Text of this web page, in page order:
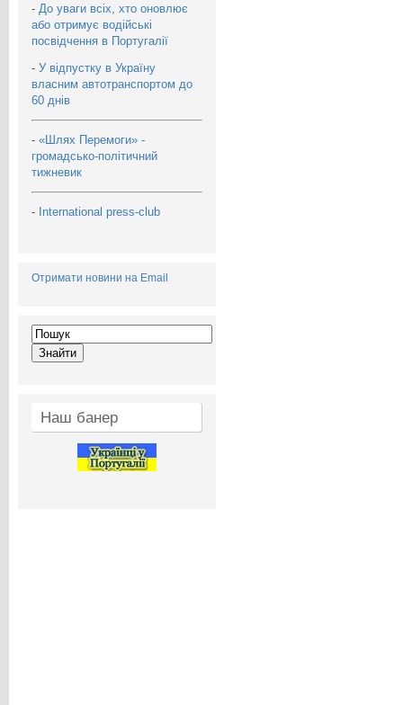
- До уваги всіх, хто оновлює
або отримує водійські
посвідчення в Португалії
- У відпустку в Україну
власним автотранспортом до
60 днів
- «Шлях Перемоги» -
громадсько-політичний
тижневик
- International press-club
Отримати новини на Email
Наш банер